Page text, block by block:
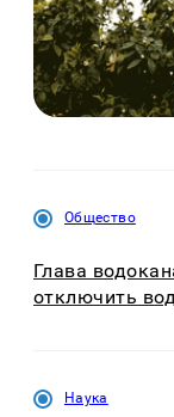
Общество
Глава
отключить
Наука